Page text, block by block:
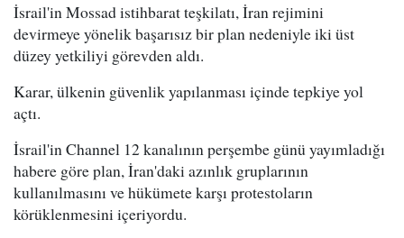
İsrail'in Mossad istihbarat teşkilatı, İran rejimini
devirmeye yönelik başarısız bir plan nedeniyle iki üst
düzey yetkiliyi görevden aldı.
Karar, ülkenin güvenlik yapılanması içinde tepkiye yol
açtı.
İsrail'in Channel 12 kanalının perşembe günü yayımladığı
habere göre plan, İran'daki azınlık gruplarının
kullanılmasını ve hükümete karşı protestoların
körüklenmesini içeriyordu.